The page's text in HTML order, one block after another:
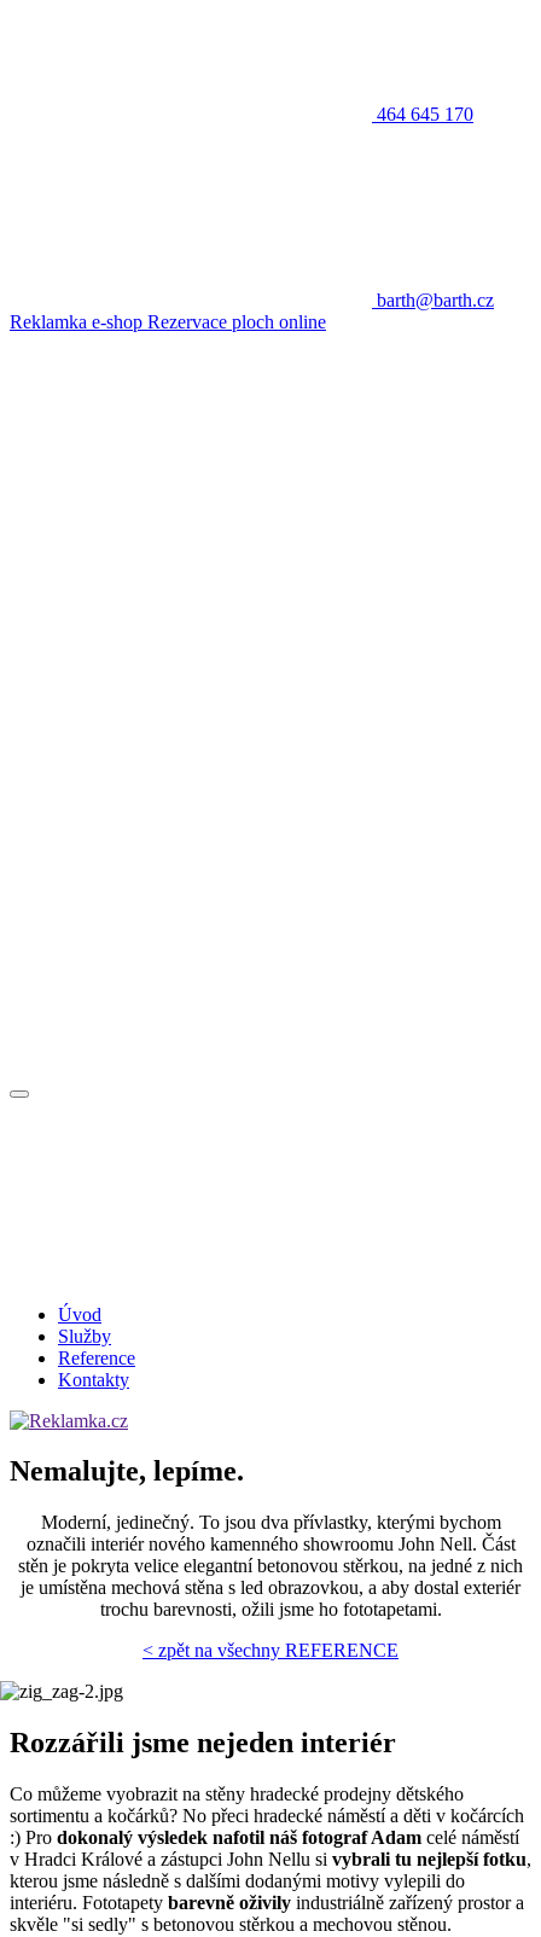
464 645 170
barth@barth.cz
Reklamka e-shop Rezervace ploch online
Úvod
Služby
Reference
Kontakty
Nemalujte, lepíme.
Moderní, jedinečný. To jsou dva přívlastky, kterými bychom
označili interiér nového kamenného showroomu John Nell. Část
stěn je pokryta velice elegantní betonovou stěrkou, na jedné z nich
je umístěna mechová stěna s led obrazovkou, a aby dostal exteriér
trochu barevnosti, ožili jsme ho fototapetami.
< zpět na všechny REFERENCE
Rozzářili jsme nejeden interiér
Co můžeme vyobrazit na stěny hradecké prodejny dětského
sortimentu a kočárků? No přeci hradecké náměstí a děti v kočárcích
:) Pro dokonalý výsledek nafotil náš fotograf Adam celé náměstí
v Hradci Králové a zástupci John Nellu si vybrali tu nejlepší fotku,
kterou jsme následně s dalšími dodanými motivy vylepili do
interiéru. Fototapety barevně oživily industriálně zařízený prostor a
skvěle "si sedly" s betonovou stěrkou a mechovou stěnou.